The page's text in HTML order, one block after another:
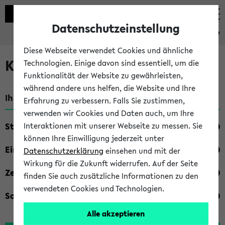
eKVV
Kombisuche im eKVV
Ihre Suchkriterien:
Studienfach
Einrichtung
Zeiten
Sonstiges
Datenschutzeinstellung
Diese Webseite verwendet Cookies und ähnliche
Technologien. Einige davon sind essentiell, um die
Funktionalität der Website zu gewährleisten,
während andere uns helfen, die Website und Ihre
Erfahrung zu verbessern. Falls Sie zustimmen,
verwenden wir Cookies und Daten auch, um Ihre
Interaktionen mit unserer Webseite zu messen. Sie
können Ihre Einwilligung jederzeit unter
Datenschutzerklärung einsehen und mit der
Wirkung für die Zukunft widerrufen. Auf der Seite
finden Sie auch zusätzliche Informationen zu den
verwendeten Cookies und Technologien.
Alle akzeptieren